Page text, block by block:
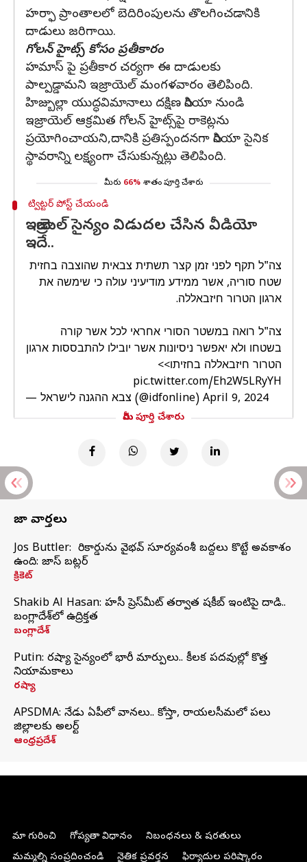
హర్ఫా ప్రాంతాలలో బెదిరింపులను తొలగించడానికి
దాడులు జరిగాయి.
గోలన్ హైట్స్ కోసం ప్రతీకారం
హమాస్ పై ప్రతీకార చర్యగా ఈ దాడులకు
పాల్పడ్డామని ఇజ్రాయెల్ మంగళవారం తెలిపింది.
హిజ్బుల్లా యుద్ధవిమానాలు దక్షిణ సిరియా నుండి
ఇజ్రాయెల్ ఆక్రమిత గోలన్ హైట్స్‌పై రాకెట్లను
ప్రయోగించాయని,దానికి ప్రతిస్పందనగా సిరియా సైనిక
స్థావరాన్ని లక్ష్యంగా చేసుకున్నట్లు తెలిపింది.
మీరు 66% శాతం పూర్తి చేశారు
ట్విట్టర్ పోస్ట్ చేయండి
ఇజ్రాయెల్ సైన్యం విడుదల చేసిన వీడియో
ఇదే..
צה"ל תקף לפני זמן קצר תשתית צבאית שהוצבה בחזית
שטח סוריה, אשר ממידע מודיעיני עולה כי שימשה את
ארגון הטרור חיזבאללה.
צה"ל רואה במשטר הסורי אחראי לכל אשר קורה
בשטחו ולא יאפשר ניסיונות אשר יובילו להתבססות ארגון
הטרור חיזבאללה בחזיתו>>
pic.twitter.com/Eh2W5LRyYH
— צבא ההגנה לישראל (@idfonline) April 9, 2024
మీరు పూర్తి చేశారు
తాజా వార్తలు
Jos Buttler: నా రికార్డును వైభవ్ సూర్యవంశీ బద్దలు కొట్టే అవకాశం
ఉంది: జాస్ బట్లర్
క్రికెట్
Shakib Al Hasan: హసీనా ప్రెస్‌మీట్‌ తర్వాత షకీబ్‌ ఇంటిపై దాడి..
బంగ్లాదేశ్‌లో ఉద్రిక్తత
బంగ్లాదేశ్
Putin: రష్యా సైన్యంలో భారీ మార్పులు.. కీలక పదవుల్లో కొత్త
నియామకాలు
రష్యా
APSDMA: నేడు ఏపీలో వానలు.. కోస్తా, రాయలసీమలో పలు
జిల్లాలకు అలర్ట్
ఆంధ్రప్రదేశ్
మా గురించి గోప్యతా విధానం
నిబంధనలు & షరతులు
మమ్మల్ని సంప్రదించండి
నైతిక ప్రవర్తన ఫిర్యాదుల పరిష్కారం